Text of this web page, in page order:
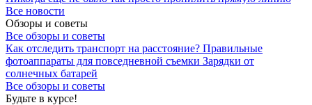
Все новости
Обзоры и советы
Все обзоры и советы
Как отследить транспорт на расстояние? Правильные
фотоаппараты для повседневной съемки Зарядки от
солнечных батарей
Все обзоры и советы
Будьте в курсе!